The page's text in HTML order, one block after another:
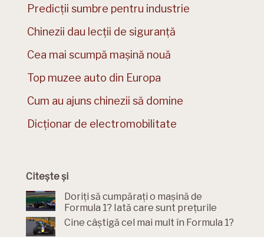
Predicții sumbre pentru industrie
Chinezii dau lecții de siguranță
Cea mai scumpă mașină nouă
Top muzee auto din Europa
Cum au ajuns chinezii să domine
Dicționar de electromobilitate
Citește și
Doriți să cumpărați o mașină de
Formula 1? Iată care sunt prețurile
Cine câștigă cel mai mult în Formula 1?